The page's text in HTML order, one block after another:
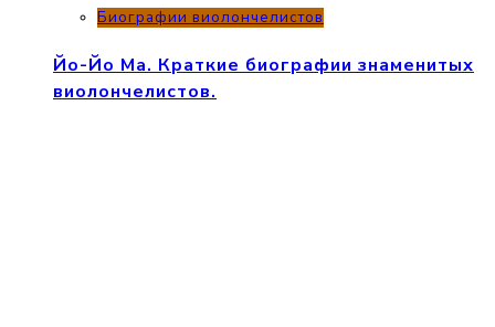
Биографии виолончелистов
Йо-Йо Ма. Краткие биографии знаменитых
виолончелистов.